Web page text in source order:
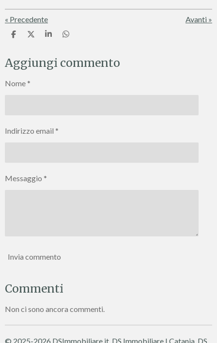
« Precedente Avanti »
C
d
i
i
C
d
i
C
d
i
C
d
i
Aggiungi commento
Nome *
Indirizzo email *
Messaggio *
Invia commento
Commenti
Non ci sono ancora commenti.
© 2025-2026 DSImmobiliare.it, DS Immobiliare I Catania, DS